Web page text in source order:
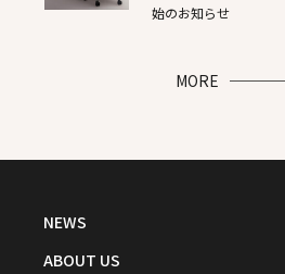
始のお知らせ
MORE
NEWS
ABOUT US